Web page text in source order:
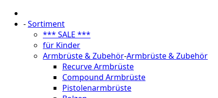
-Sortiment
*** SALE ***
für Kinder
Armbrüste & Zubehör-Armbrüste & Zubehör
Recurve Armbrüste
Compound Armbrüste
Pistolenarmbrüste